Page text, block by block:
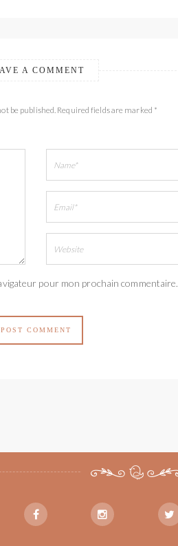
A COMMENT
be published. Required fields are marked *
pour mon prochain commentaire.